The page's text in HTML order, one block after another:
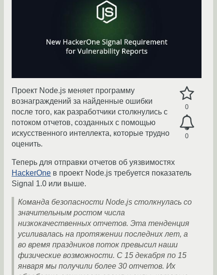
0
0
Проект Node.js меняет программу
вознаграждений за найденные ошибки
после того, как разработчики столкнулись с
потоком отчетов, созданных с помощью
искусственного интеллекта, которые трудно
оценить.
Теперь для отправки отчетов об уязвимостях
HackerOne в проект Node.js требуется показатель
Signal 1.0 или выше.
Команда безопасности Node.js столкнулась со
значительным ростом числа
низкокачественных отчетов. Эта тенденция
усиливалась на протяжении последних лет, а
во время праздников поток превысил наши
физические возможности. С 15 декабря по 15
января мы получили более 30 отчетов. Их